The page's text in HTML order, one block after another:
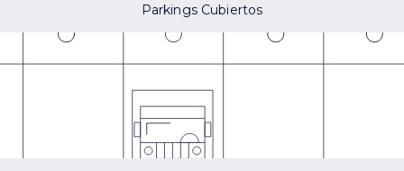
Parkings Cubiertos